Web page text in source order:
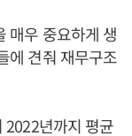
매우 중요하게 생
에 견줘 재무구조
2022년까지 평균